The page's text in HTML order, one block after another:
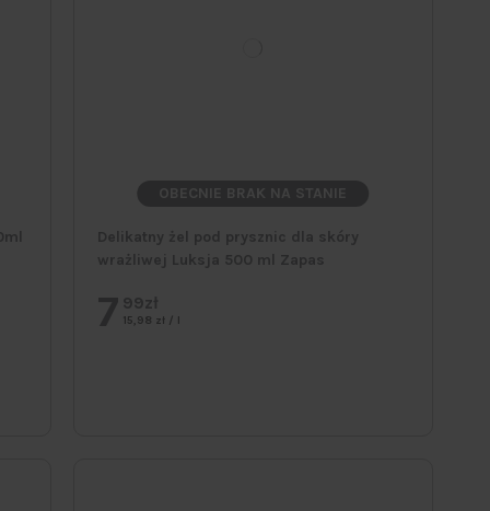
OBECNIE BRAK NA STANIE
Delikatny żel pod prysznic dla skóry
wrażliwej Luksja 500 ml Zapas
7 99zł
15,98 zł / l